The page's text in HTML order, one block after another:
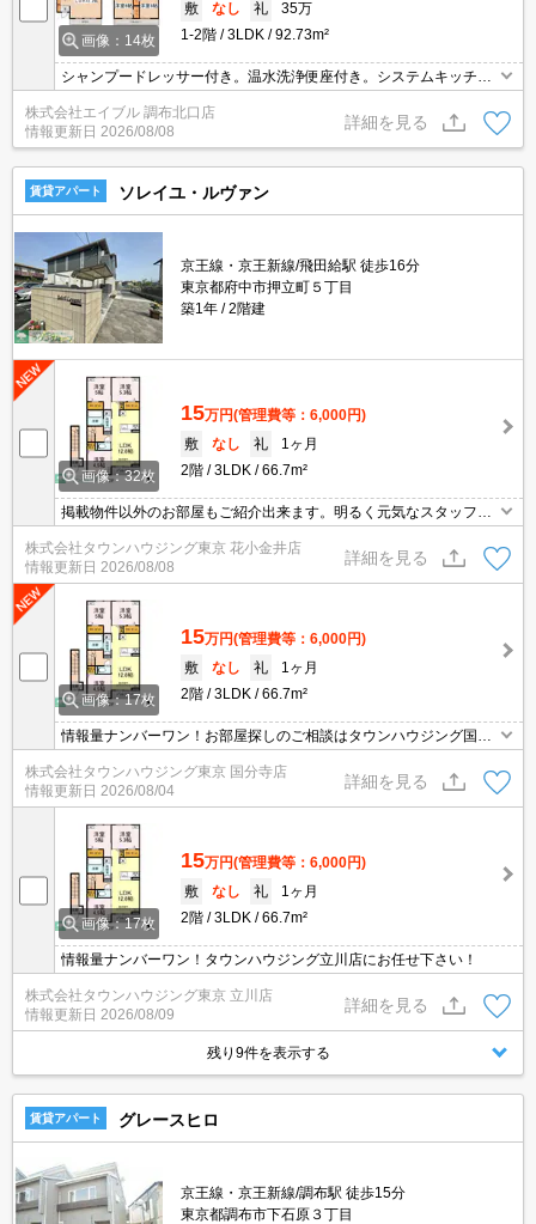
画像：14枚
敷
なし 礼
35万
1-2階
3LDK 92.73m²
シャンプードレッサー付き。温水洗浄便座付き。システムキッチ
ン。追焚給湯。人気の戸建。駐車場1台分無料。エアコン4基付き。
24時間セキュリティシステム。カードキー。一坪バスルーム。
株式会社エイブル 調布北口店
情報更新日 2026/08/08
詳細を見る
賃貸アパート ソレイユ・ルヴァン
京王線・京王新線/飛田給駅 徒歩16分
東京都府中市押立町５丁目
築1年
2階建
画像：32枚
15万円(管理費等：6,000円)
敷
なし 礼
1ヶ月
2階
3LDK 66.7m²
掲載物件以外のお部屋もご紹介出来ます。明るく元気なスタッフが
丁寧にご対応させていただきます。オンラインで見学・接客可能で
す！お気軽にお問い合わせ下さい☆★
株式会社タウンハウジング東京 花小金井店
情報更新日 2026/08/08
詳細を見る
画像：17枚
15万円(管理費等：6,000円)
敷
なし 礼
1ヶ月
2階
3LDK 66.7m²
情報量ナンバーワン！お部屋探しのご相談はタウンハウジング国分
寺店にお任せを！
株式会社タウンハウジング東京 国分寺店
情報更新日 2026/08/04
詳細を見る
画像：17枚
15万円(管理費等：6,000円)
敷
なし 礼
1ヶ月
2階
3LDK 66.7m²
情報量ナンバーワン！タウンハウジング立川店にお任せ下さい！
株式会社タウンハウジング東京 立川店
情報更新日 2026/08/09
詳細を見る
残り9件を表示する
賃貸アパート グレースヒロ
京王線・京王新線/調布駅 徒歩15分
東京都調布市下石原３丁目